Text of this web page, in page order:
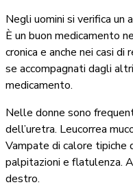
Negli uomini si verifica un
È un buon medicamento
cronica e anche nei casi
se accompagnati dagli
medicamento.
Nelle donne sono
dell’uretra. Leucorrea
Vampate di calore tipiche
palpitazioni e flatulenza.
destro.